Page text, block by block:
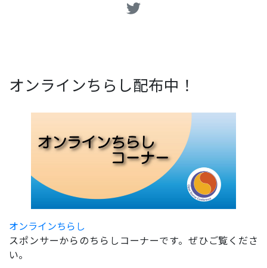
オンラインちらし配布中！
オンラインちらし
スポンサーからのちらしコーナーです。ぜひご覧くださ
い。